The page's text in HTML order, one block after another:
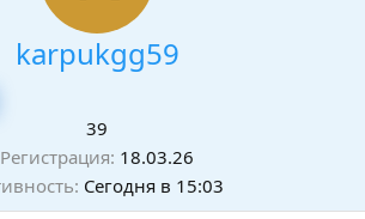
karpukgg59
39
Регистрация 18.03.26
Сегодня в 15:03